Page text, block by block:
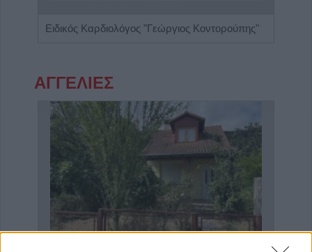
Ειδικός Καρδιολόγος "Γεώργιος Κοντορούπης"
ΑΓΓΕΛΙΕΣ